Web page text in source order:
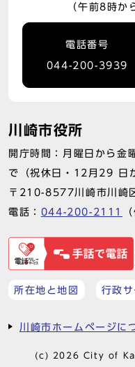
（午前8時
電話番号
044-200-3939
川崎市役所
開庁時間：月曜日から金
で（祝休日・12月29 日
〒210-8577川崎市川崎
電話： 044-200-2111
所在地と地図 行政
川崎市ホームページに
(c) 2026 City of